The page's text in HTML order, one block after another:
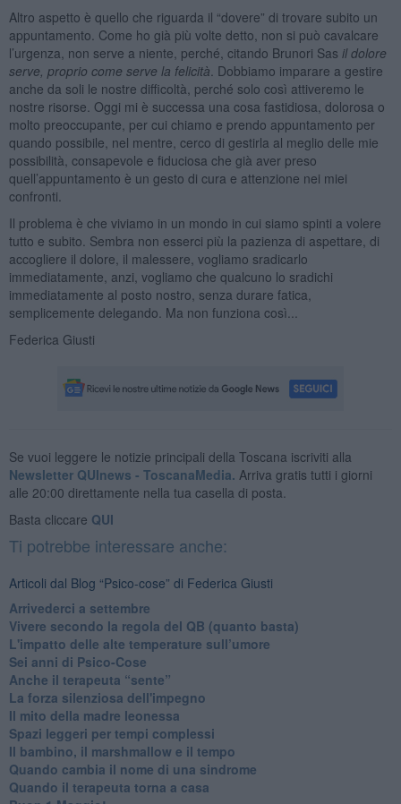
Altro aspetto è quello che riguarda il “dovere” di trovare subito un
appuntamento. Come ho già più volte detto, non si può cavalcare
l’urgenza, non serve a niente, perché, citando Brunori Sas il dolore
serve, proprio come serve la felicità . Dobbiamo imparare a gestire
anche da soli le nostre difficoltà, perché solo così attiveremo le
nostre risorse. Oggi mi è successa una cosa fastidiosa, dolorosa o
molto preoccupante, per cui chiamo e prendo appuntamento per
quando possibile, nel mentre, cerco di gestirla al meglio delle mie
possibilità, consapevole e fiduciosa che già aver preso
quell’appuntamento è un gesto di cura e attenzione nei miei
confronti.
Il problema è che viviamo in un mondo in cui siamo spinti a volere
tutto e subito. Sembra non esserci più la pazienza di aspettare, di
accogliere il dolore, il malessere, vogliamo sradicarlo
immediatamente, anzi, vogliamo che qualcuno lo sradichi
immediatamente al posto nostro, senza durare fatica,
semplicemente delegando. Ma non funziona così...
Federica Giusti
Se vuoi leggere le notizie principali della Toscana iscriviti alla
Newsletter QUInews - ToscanaMedia. Arriva gratis tutti i giorni
alle 20:00 direttamente nella tua casella di posta.
Basta cliccare QUI
Ti potrebbe interessare anche:
Articoli dal Blog “Psico-cose” di Federica Giusti
​Arrivederci a settembre
​Vivere secondo la regola del QB (quanto basta)
​L'impatto delle alte temperature sull’umore
Sei anni di Psico-Cose
​Anche il terapeuta “sente”
​La forza silenziosa dell'impegno
​Il mito della madre leonessa
Spazi leggeri per tempi complessi
Il bambino, il marshmallow e il tempo
​Quando cambia il nome di una sindrome
​Quando il terapeuta torna a casa